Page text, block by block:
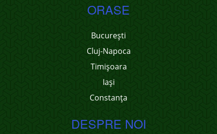
ORASE
București
Cluj-Napoca
Timișoara
Iași
Constanța
DESPRE NOI